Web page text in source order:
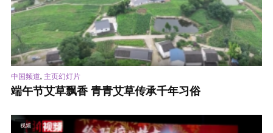
中国频道, 主页幻灯片
端午节艾草飘香 青青艾草传承千年习俗
视频